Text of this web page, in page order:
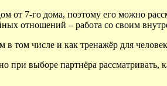
от 7-го дома, поэтому его можно
отношений – работа со своим
в том числе и как тренажёр для
при выборе партнёра